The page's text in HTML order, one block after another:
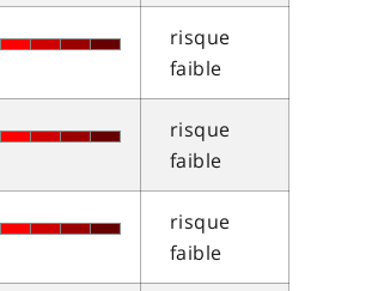
risque
faible
risque
faible
risque
faible